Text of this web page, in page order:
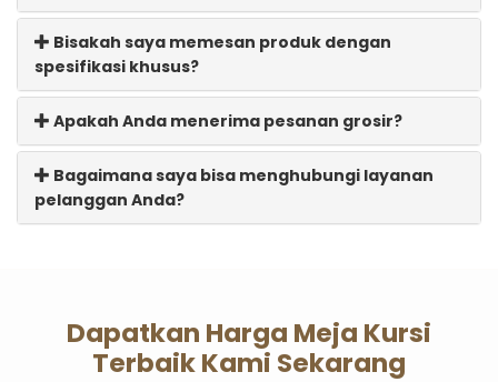
Bisakah saya memesan produk dengan
spesifikasi khusus?
Apakah Anda menerima pesanan grosir?
Bagaimana saya bisa menghubungi layanan
pelanggan Anda?
Dapatkan Harga Meja Kursi
Terbaik Kami Sekarang